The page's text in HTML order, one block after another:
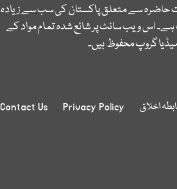
حاضرہ سے متعلق پاکستان کی سب سے زیادہ
اس ویب سائٹ پر شائع شدہ تمام مواد کے
گروپ محفوظ ہیں۔
اخلاق Privacy Policy
Contact Us